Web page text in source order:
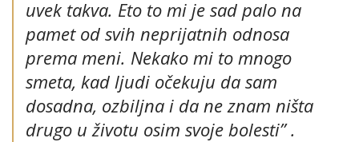
uvek takva. Eto to mi je sad palo na
pamet od svih neprijatnih odnosa
prema meni. Nekako mi to mnogo
smeta, kad ljudi očekuju da sam
dosadna, ozbiljna i da ne znam ništa
drugo u životu osim svoje bolesti”.